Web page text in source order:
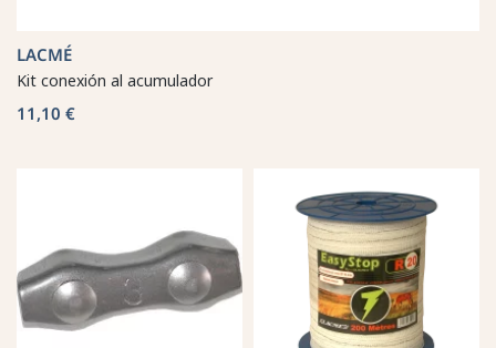
LACMÉ
Kit conexión al acumulador
11,10 €